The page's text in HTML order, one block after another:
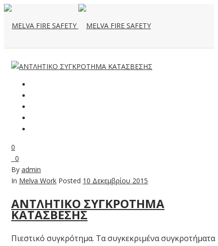
0
0
By admin
In Melva Work Posted 10 Δεκεμβρίου 2015
ΑΝΤΛΗΤΙΚΟ ΣΥΓΚΡΟΤΗΜΑ
ΚΑΤΑΣΒΕΣΗΣ
Πιεστικό συγκρότημα. Τα συγκεκριμένα συγκροτήματα